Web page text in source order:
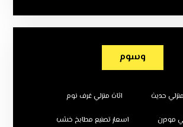
وسوم
حديث اثاث منزلي غرف نوم
مودرن اسعار تصنيع مطابخ خشب